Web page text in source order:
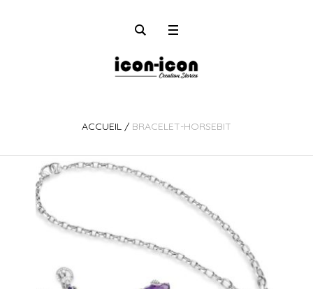
ACCUEIL / BRACELET-HORSEBIT